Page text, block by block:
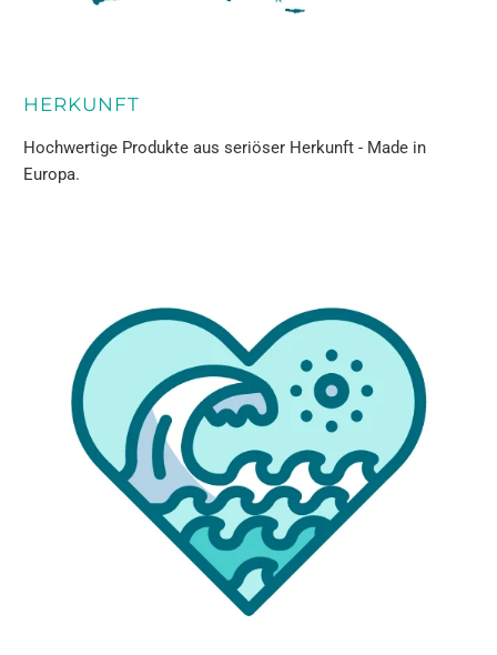
HERKUNFT
Hochwertige Produkte aus seriöser Herkunft - Made in
Europa.